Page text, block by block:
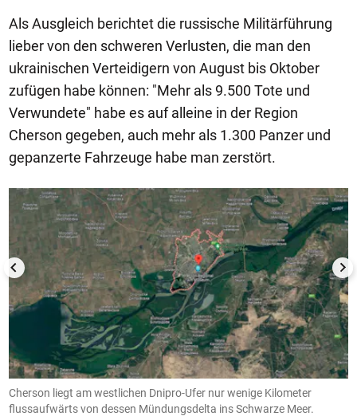
Als Ausgleich berichtet die russische Militärführung
lieber von den schweren Verlusten, die man den
ukrainischen Verteidigern von August bis Oktober
zufügen habe können: "Mehr als 9.500 Tote und
Verwundete" habe es auf alleine in der Region
Cherson gegeben, auch mehr als 1.300 Panzer und
gepanzerte Fahrzeuge habe man zerstört.
1/5
Cherson liegt am westlichen Dnipro-Ufer nur wenige Kilometer
flussaufwärts von dessen Mündungsdelta ins Schwarze Meer.